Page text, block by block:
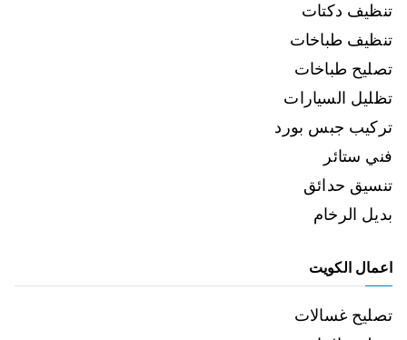
تنظيف دكتات
تنظيف طباخات
تصليح طباخات
تظليل السيارات
تركيب جبس بورد
فني ستائر
تنسيق حدائق
بديل الرخام
اعمال الكويت
تصليح غسالات